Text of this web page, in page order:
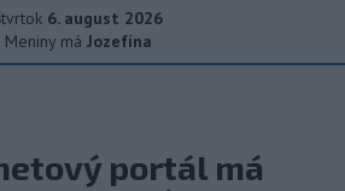
6. august 2026
Meniny má Jozefína
portál má